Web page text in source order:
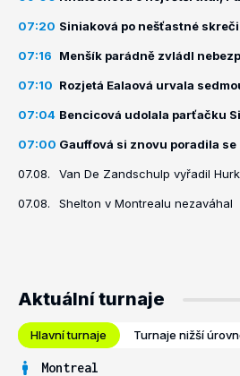
07:20 Siniaková po nešťastné
07:16 Menšík parádně zvládl
07:10 Rozjetá Ealaová urvala
07:04 Bencicová udolala parťačku
07:00 Gauffová si znovu poradila
07.08. Van De Zandschulp vyřadil
07.08. Shelton v Montrealu nezaváhal
Aktuální turnaje
Hlavní turnaje Turnaje nižší
Montreal